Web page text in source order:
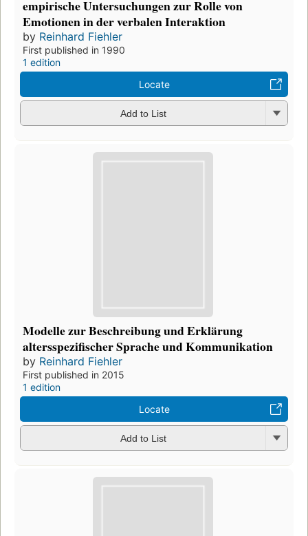
empirische Untersuchungen zur Rolle von
Emotionen in der verbalen Interaktion
by Reinhard Fiehler
First published in 1990
1 edition
Locate
Add to List
Modelle zur Beschreibung und Erklärung
altersspezifischer Sprache und Kommunikation
by Reinhard Fiehler
First published in 2015
1 edition
Locate
Add to List